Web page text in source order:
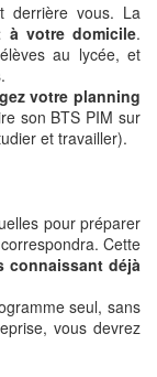
derrière vous. La
à votre domicile.
au lycée, et
votre planning
son BTS PIM sur
et travailler).
pour préparer
Cette
connaissant déjà
seul, sans
vous devrez